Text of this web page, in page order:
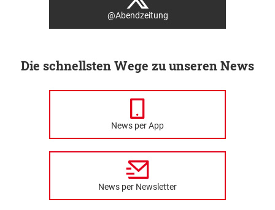
@Abendzeitung
Die schnellsten Wege zu unseren News
News per App
News per Newsletter